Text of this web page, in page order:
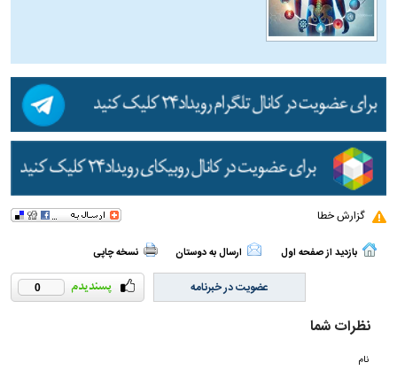
گزارش خطا
بازدید از صفحه اول ارسال به دوستان نسخه چاپی
0 عضویت در خبرنامه
نظرات شما
نام